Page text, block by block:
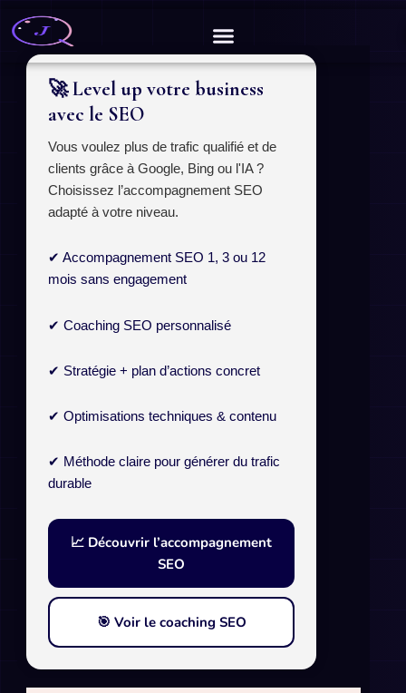
au
contenu
🚀 Level up votre business
avec le SEO
Vous voulez plus de trafic qualifié et de
clients grâce à Google, Bing ou l'IA ?
Choisissez l’accompagnement SEO
adapté à votre niveau.
✔ Accompagnement SEO 1, 3 ou 12
mois sans engagement
✔ Coaching SEO personnalisé
✔ Stratégie + plan d’actions concret
✔ Optimisations techniques & contenu
✔ Méthode claire pour générer du trafic
durable
📈 Découvrir l’accompagnement
SEO
🎯 Voir le coaching SEO